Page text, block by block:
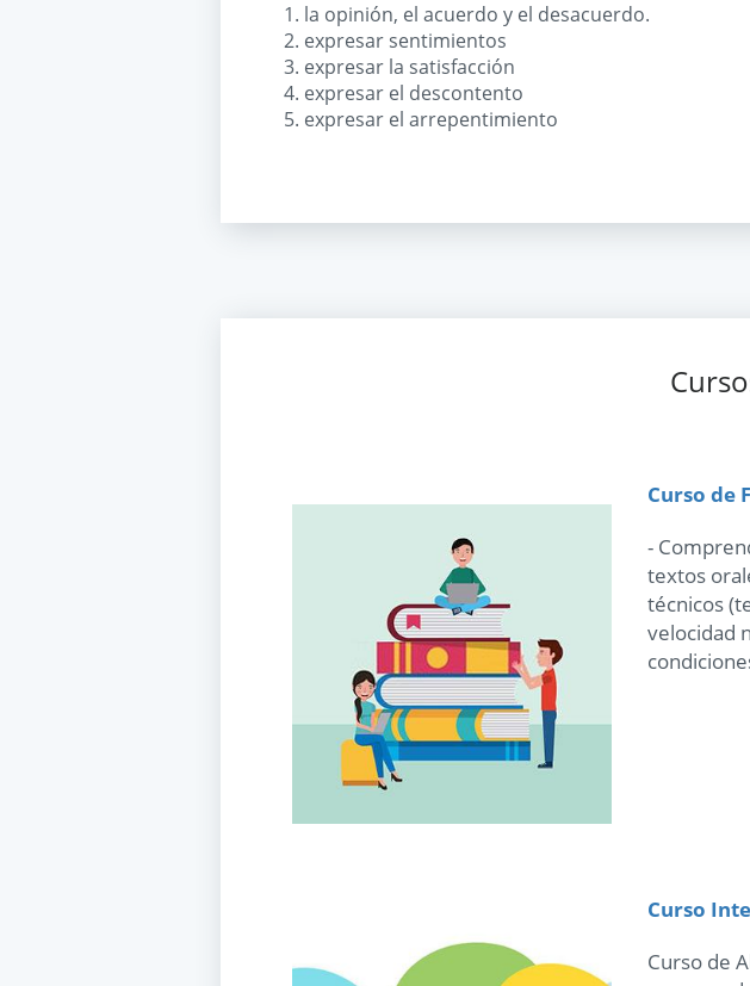
la opinión, el acuerdo y el desacuerdo.
expresar sentimientos
expresar la satisfacción
expresar el descontento
expresar el arrepentimiento
Curso de
-
textos
técnicos
velocidad
Curso
Curso de